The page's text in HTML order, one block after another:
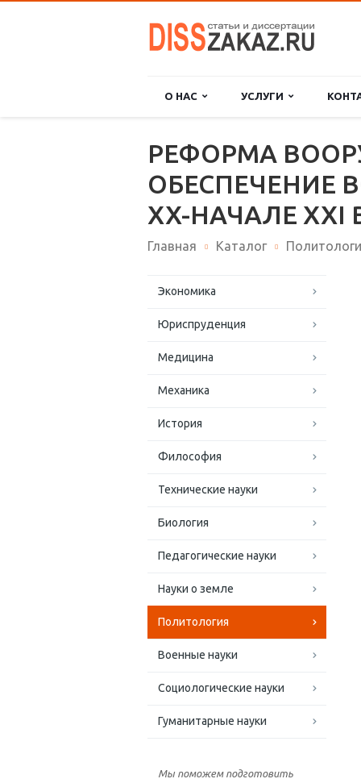
О НАС УСЛУГИ
РЕФОРМА
ОБЕСПЕЧЕНИЕ
XX-НАЧАЛЕ XXI
Главная Каталог
Экономика
Юриспруденция
Медицина
Механика
История
Философия
Технические науки
Биология
Педагогические науки
Науки о земле
Политология
Военные науки
Социологические науки
Гуманитарные науки
Мы поможем подготовить